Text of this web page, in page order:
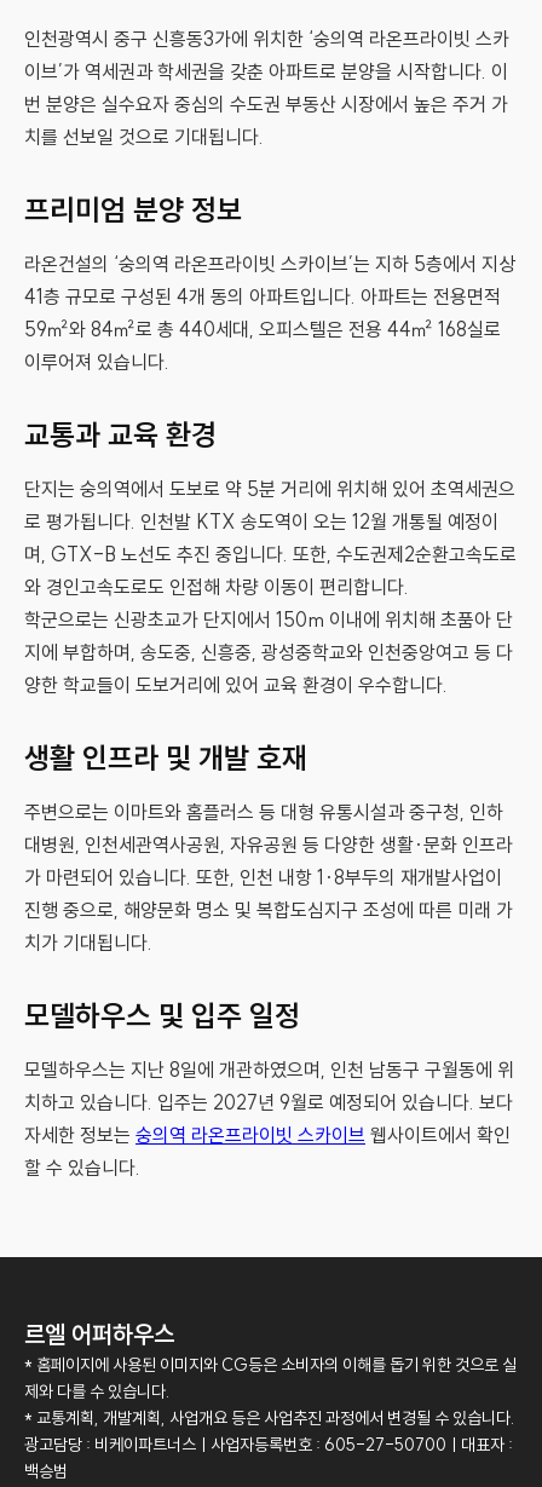
인천광역시 중구 신흥동3가에 위치한 ‘숭의역 라온프라이빗 스카
이브’가 역세권과 학세권을 갖춘 아파트로 분양을 시작합니다. 이
번 분양은 실수요자 중심의 수도권 부동산 시장에서 높은 주거 가
치를 선보일 것으로 기대됩니다.
프리미엄 분양 정보
라온건설의 ‘숭의역 라온프라이빗 스카이브’는 지하 5층에서 지상
41층 규모로 구성된 4개 동의 아파트입니다. 아파트는 전용면적
59㎡와 84㎡로 총 440세대, 오피스텔은 전용 44㎡ 168실로
이루어져 있습니다.
교통과 교육 환경
단지는 숭의역에서 도보로 약 5분 거리에 위치해 있어 초역세권으
로 평가됩니다. 인천발 KTX 송도역이 오는 12월 개통될 예정이
며, GTX-B 노선도 추진 중입니다. 또한, 수도권제2순환고속도로
와 경인고속도로도 인접해 차량 이동이 편리합니다.
학군으로는 신광초교가 단지에서 150m 이내에 위치해 초품아 단
지에 부합하며, 송도중, 신흥중, 광성중학교와 인천중앙여고 등 다
양한 학교들이 도보거리에 있어 교육 환경이 우수합니다.
생활 인프라 및 개발 호재
주변으로는 이마트와 홈플러스 등 대형 유통시설과 중구청, 인하
대병원, 인천세관역사공원, 자유공원 등 다양한 생활·문화 인프라
가 마련되어 있습니다. 또한, 인천 내항 1·8부두의 재개발사업이
진행 중으로, 해양문화 명소 및 복합도심지구 조성에 따른 미래 가
치가 기대됩니다.
모델하우스 및 입주 일정
모델하우스는 지난 8일에 개관하였으며, 인천 남동구 구월동에 위
치하고 있습니다. 입주는 2027년 9월로 예정되어 있습니다. 보다
자세한 정보는 숭의역 라온프라이빗 스카이브 웹사이트에서 확인
할 수 있습니다.
르엘 어퍼하우스
* 홈페이지에 사용된 이미지와 CG등은 소비자의 이해를 돕기 위한 것으로 실
제와 다를 수 있습니다.
* 교통계획, 개발계획, 사업개요 등은 사업추진 과정에서 변경될 수 있습니다.
광고담당 : 비케이파트너스ㅣ사업자등록번호 : 605-27-50700ㅣ대표자 :
백승범